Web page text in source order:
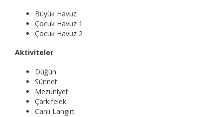
Büyük Havuz
Çocuk Havuz 1
Çocuk Havuz 2
Aktiviteler
Düğün
Sünnet
Mezuniyet
Çarkıfelek
Canlı Langırt